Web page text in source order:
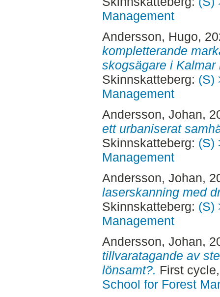
Management
Andersson, Hugo,
kompletterande
skogsägare i Kalmar
Skinnskatteberg: (S)
Management
Andersson, Johan,
ett urbaniserat
Skinnskatteberg: (S)
Management
Andersson, Johan,
laserskanning med
Skinnskatteberg: (S)
Management
Andersson, Johan,
tillvaratagande av
lönsamt?. First
School for Forest